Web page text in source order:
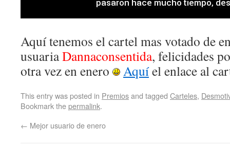
Aquí tenemos el cartel mas votado de
usuariaDannaconsentida, felicidades
otra vez en enero
Aquíel enlace al
This entry was posted in Premiosand tagged Carteles,
Bookmark thepermalink.
← Mejor usuario de enero